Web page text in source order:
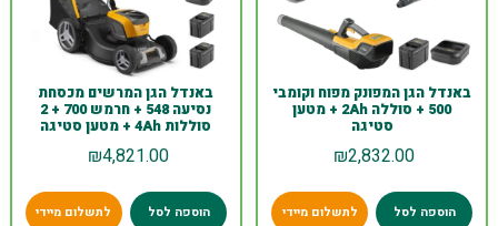
באנדל הגן המפונק מפוח וקומבי
500 + סוללה 2Ah + מטען
סטיגה
₪2,832.00
הוספה לסל לתשלום מיידי
באנדל הגן המרשים מכסחת
נסיעה 548 + חרמש 700 + 2
סוללות 4Ah + מטען סטיגה
₪4,821.00
הוספה לסל לתשלום מיידי